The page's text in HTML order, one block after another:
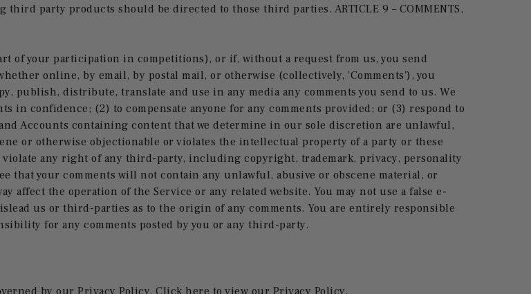
party products should be directed to those third parties. ARTICLE 9 – COMMENTS,
of your participation in competitions), or if, without a request from us, you send
online, by email, by postal mail, or otherwise (collectively, 'Comments'), you
publish, distribute, translate and use in any media any comments you send to us. We
in confidence; (2) to compensate anyone for any comments provided; or (3) respond to
Accounts containing content that we determine in our sole discretion are unlawful,
or otherwise objectionable or violates the intellectual property of a party or these
violate any right of any third-party, including copyright, trademark, privacy, personality
your comments will not contain any unlawful, abusive or obscene material, or
affect the operation of the Service or any related website. You may not use a false e-
us or third-parties as to the origin of any comments. You are entirely responsible
for any comments posted by you or any third-party.
by our Privacy Policy. Click here to view our Privacy Policy.